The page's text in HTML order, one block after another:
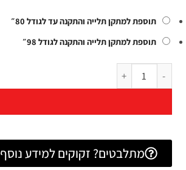
תוספת למתקן תלייה והתקנה עד לגודל 80״
תוספת למתקן תלייה והתקנה לגודל 98״
מתלבטים? זקוקים למידע